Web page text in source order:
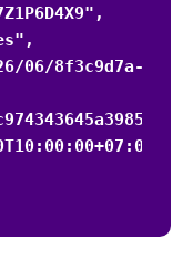
06/8f3c9d7a-